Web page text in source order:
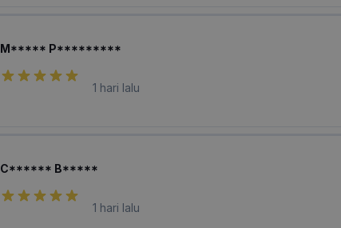
M***** P*********
1 hari lalu
C****** B*****
1 hari lalu